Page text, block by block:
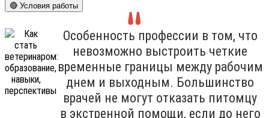
🔴 Условия работы
Особенность профессии в том, что
невозможно выстроить четкие
временные границы между рабочим
днем и выходным. Большинство
врачей не могут отказать питомцу
в экстренной помощи, если до него